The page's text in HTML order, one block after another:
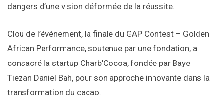
dangers d’une vision déformée de la réussite.
Clou de l’événement, la finale du GAP Contest – Golden
African Performance, soutenue par une fondation, a
consacré la startup Charb’Cocoa, fondée par Baye
Tiezan Daniel Bah, pour son approche innovante dans la
transformation du cacao.